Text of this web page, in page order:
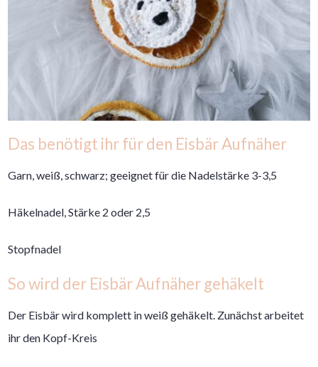
Das benötigt ihr für den Eisbär Aufnäher
Garn, weiß, schwarz; geeignet für die Nadelstärke 3-3,5
Häkelnadel, Stärke 2 oder 2,5
Stopfnadel
So wird der Eisbär Aufnäher gehäkelt
Der Eisbär wird komplett in weiß gehäkelt. Zunächst arbeitet
ihr den Kopf-Kreis